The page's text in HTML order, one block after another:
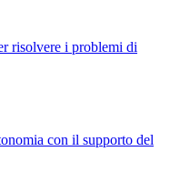
risolvere i problemi di
con il supporto del